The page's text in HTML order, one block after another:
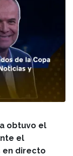
obtuvo el
el
en directo